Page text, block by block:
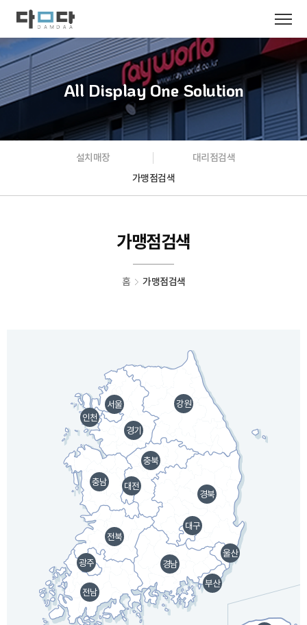
All Display One Solution
설치매장
대리점검색
가맹점검색
가맹점검색
홈 가맹점검색
서울
인천
경기
대전
충남
충북
강원
광주
전남
전북
대구
경북
경남
울산
부산